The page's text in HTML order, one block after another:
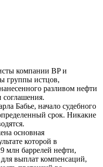
компании BP и
группы истцов,
разливом нефти
соглашения.
Бабье, начало судебного
срок. Никакие
основная
которой в
млн баррелей нефти,
выплат компенсаций,